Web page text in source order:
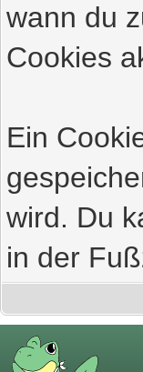
wann du
Cookies
Ein
wird. Du
in der